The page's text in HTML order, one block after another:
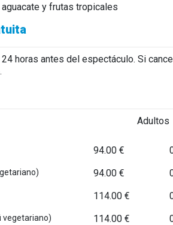
y frutas tropicales
secos caramelizados y esencia de
con salsa de Martini sobre caldo
de zanahoria a baja temperatura,
de manzana)
horas antes del espectáculo. Si
Adultos
94.00 €
94.00 €
114.00 €
vegetariano) 114.00 €